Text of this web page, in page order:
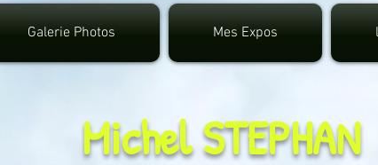
Galerie Photos Mes Expos
Michel STEPHAN